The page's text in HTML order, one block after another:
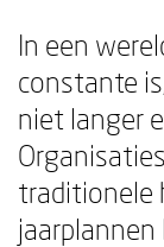
In een
constante
niet langer
traditionele